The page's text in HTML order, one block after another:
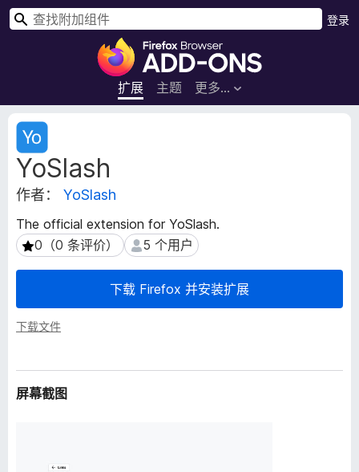
F
r
e
器
附
加
件
扩展 主题 更多…
登录
搜
YoSlash
作者： YoSlash
The official extension for YoSlash.
0（0 条评价）
0（0 条评价） 5 个用户
5 个用户
下载 Firefox 并安装扩展
下载文件
扩
展
元
数
据
屏幕截图